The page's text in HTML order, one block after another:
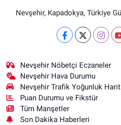
Nevşehir, Kapadokya, Türkiye
Nevşehir Nöbetçi Eczaneler
Nevşehir Hava Durumu
Nevşehir Trafik Yoğunluk
Puan Durumu ve Fikstür
Tüm Manşetler
Son Dakika Haberleri